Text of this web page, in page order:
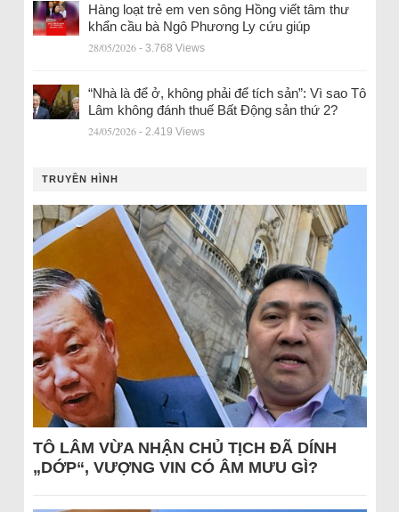
Hàng loạt trẻ em ven sông Hồng viết tâm thư
khẩn cầu bà Ngô Phương Ly cứu giúp
28/05/2026 - 3.768 Views
“Nhà là để ở, không phải để tích sản”: Vì sao Tô
Lâm không đánh thuế Bất Động sản thứ 2?
24/05/2026 - 2.419 Views
TRUYỀN HÌNH
TÔ LÂM VỪA NHẬN CHỦ TỊCH ĐÃ DÍNH
„DỚP“, VƯỢNG VIN CÓ ÂM MƯU GÌ?